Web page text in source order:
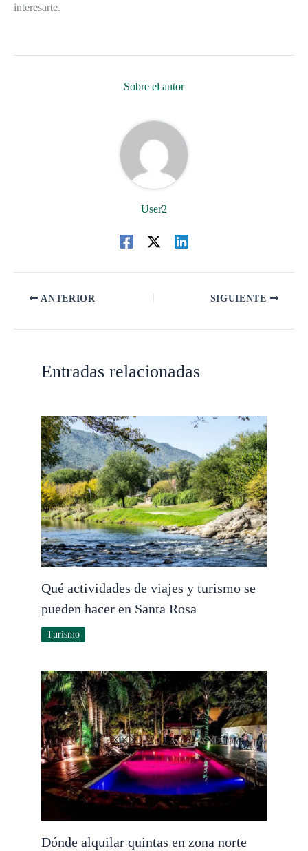
interesarte.
Sobre el autor
User2
ANTERIOR SIGUIENTE
Entradas relacionadas
Qué actividades de viajes y turismo se
pueden hacer en Santa Rosa
Turismo
Dónde alquilar quintas en zona norte